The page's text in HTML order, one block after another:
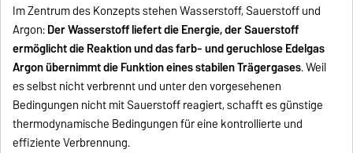
Im Zentrum des Konzepts stehen Wasserstoff, Sauerstoff und
Argon:Der Wasserstoff liefert die Energie, der Sauerstoff
ermöglicht die Reaktion und das farb- und geruchlose Edelgas
Argon übernimmt die Funktion eines stabilen Trägergases. Weil
es selbst nicht verbrennt und unter den vorgesehenen
Bedingungen nicht mit Sauerstoff reagiert, schafft es günstige
thermodynamische Bedingungen für eine kontrollierte und
effiziente Verbrennung.